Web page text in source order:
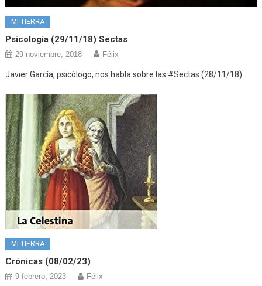
MI TIERRA
Psicología (29/11/18) Sectas
29 noviembre, 2018 Félix
Javier García, psicólogo, nos habla sobre las #Sectas (28/11/18)
MI TIERRA
Crónicas (08/02/23)
9 febrero, 2023 Félix